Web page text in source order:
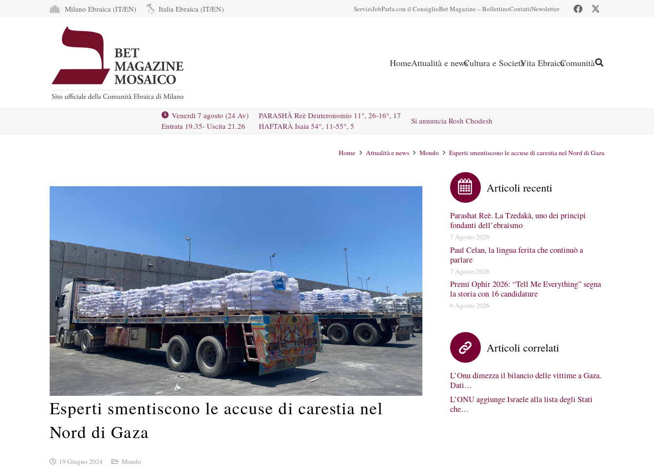
Milano Ebraica (IT/EN) Italia Ebraica (IT/EN) ServiziJobParla con il ConsiglioBet Magazine – BollettinoContattiNewsletter
HomeAttualità e newsCultura e SocietàVita EbraicaComunità
Venerdì 7 agosto (24 Av)
Entrata 19.35- Uscita 21.26
PARASHÀ Reè Deuteronomio 11°, 26-16°, 17
HAFTARÀ Isaia 54°, 11-55°, 5
Si annuncia Rosh Chodesh
Home Attualità e news Mondo Esperti smentiscono le accuse di carestia nel Nord di Gaza
Esperti smentiscono le accuse di carestia nel
Nord di Gaza
19 Giugno 2024 Mondo
Articoli recenti
Parashat Reè. La Tzedakà, uno dei principi
fondanti dell’ebraismo
7 Agosto 2026
Paul Celan, la lingua ferita che continuò a
parlare
7 Agosto 2026
Premi Ophir 2026: “Tell Me Everything” segna
la storia con 16 candidature
6 Agosto 2026
Articoli correlati
L’Onu dimezza il bilancio delle vittime a Gaza.
Dati…
L’ONU aggiunge Israele alla lista degli Stati
che…